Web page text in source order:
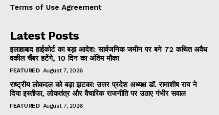
Terms of Use Agreement
Latest Posts
इलाहाबाद हाईकोर्ट का बड़ा आदेश: सार्वजनिक जमीन पर बने 72 कथित अवैध
वकील चैंबर हटेंगे, 10 दिन का अंतिम मौका
FEATURED August 7, 2026
राष्ट्रीय लोकदल को बड़ा झटका: उत्तर प्रदेश अध्यक्ष डॉ. रामाशीष राय ने
दिया इस्तीफा, लोकतंत्र और वैचारिक राजनीति पर उठाए गंभीर सवाल
FEATURED August 7, 2026